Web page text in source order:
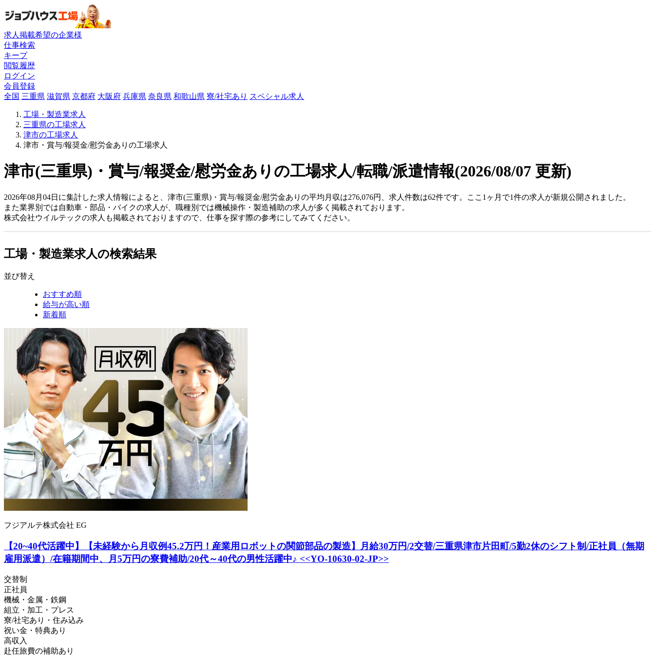
求人掲載希望の企業様
仕事検索
キープ
閲覧履歴
ログイン
会員登録
全国 三重県 滋賀県 京都府 大阪府 兵庫県 奈良県 和歌山県 寮/社宅あり スペシャル求人
工場・製造業求人
三重県の工場求人
津市の工場求人
津市・賞与/報奨金/慰労金ありの工場求人
津市(三重県)・賞与/報奨金/慰労金ありの工場求人/転職/派遣情報(2026/08/07 更新)
2026年08月04日に集計した求人情報によると、津市(三重県)・賞与/報奨金/慰労金ありの平均月収は276,076円、求人件数は62件です。ここ1ヶ月で1件の求人が新規公開されました。
また業界別では自動車・部品・バイクの求人が、職種別では機械操作・製造補助の求人が多く掲載されております。
株式会社ウイルテックの求人も掲載されておりますので、仕事を探す際の参考にしてみてください。
工場・製造業求人の検索結果
並び替え
おすすめ順
給与が高い順
新着順
フジアルテ株式会社 EG
【20~40代活躍中】【未経験から月収例45.2万円！産業用ロボットの関節部品の製造】月給30万円/2交替/三重県津市片田町/5勤2休のシフト制/正社員（無期
雇用派遣）/在籍期間中、月5万円の寮費補助/20代～40代の男性活躍中♪ <<YO-10630-02-JP>>
交替制
正社員
機械・金属・鉄鋼
組立・加工・プレス
寮/社宅あり・住み込み
祝い金・特典あり
高収入
赴任旅費の補助あり